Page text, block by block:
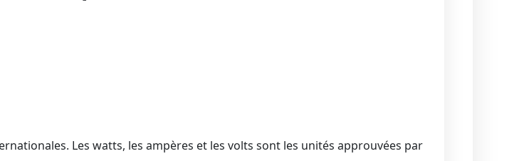
Les watts, les ampères et les volts sont les unités approuvées par